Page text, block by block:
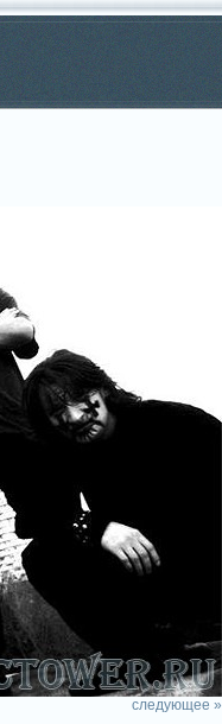
следующее »